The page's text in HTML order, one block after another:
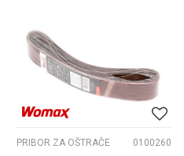
PRIBOR ZA OŠTRAČE 0100260